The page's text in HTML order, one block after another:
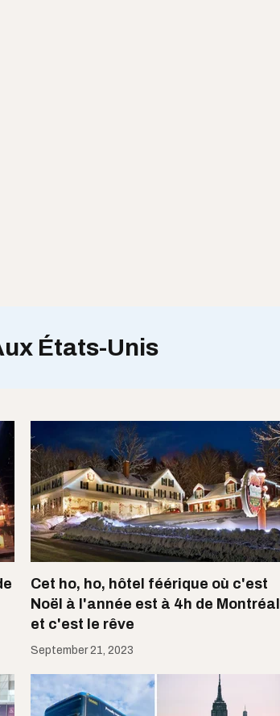
États-Unis
Cet ho, ho, hôtel féérique où c'est
Noël à l'année est à 4h de Montréal
et c'est le rêve
September 21, 2023